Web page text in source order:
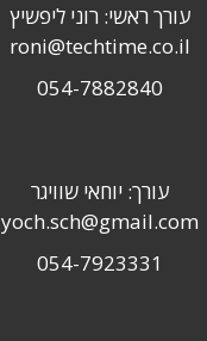
עורך ראשי: רוני ליפשיץ
roni@techtime.co.il
054-7882840
עורך: יוחאי שוויגר
yoch.sch@gmail.com
054-7923331